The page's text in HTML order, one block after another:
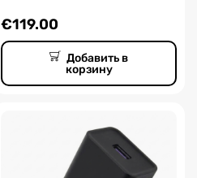
€119.00
Добавить в
корзину